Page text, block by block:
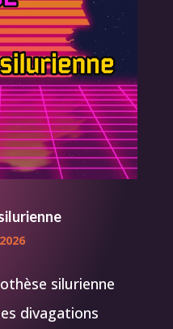
silurienne
divagations